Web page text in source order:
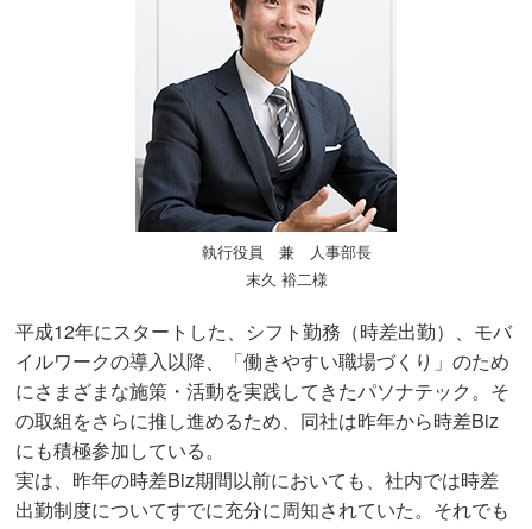
執行役員 兼 人事部長
末久 裕二様
平成12年にスタートした、シフト勤務（時差出勤）、モバ
イルワークの導入以降、「働きやすい職場づくり」のため
にさまざまな施策・活動を実践してきたパソナテック。そ
の取組をさらに推し進めるため、同社は昨年から時差Biz
にも積極参加している。
実は、昨年の時差Biz期間以前においても、社内では時差
出勤制度についてすでに充分に周知されていた。それでも